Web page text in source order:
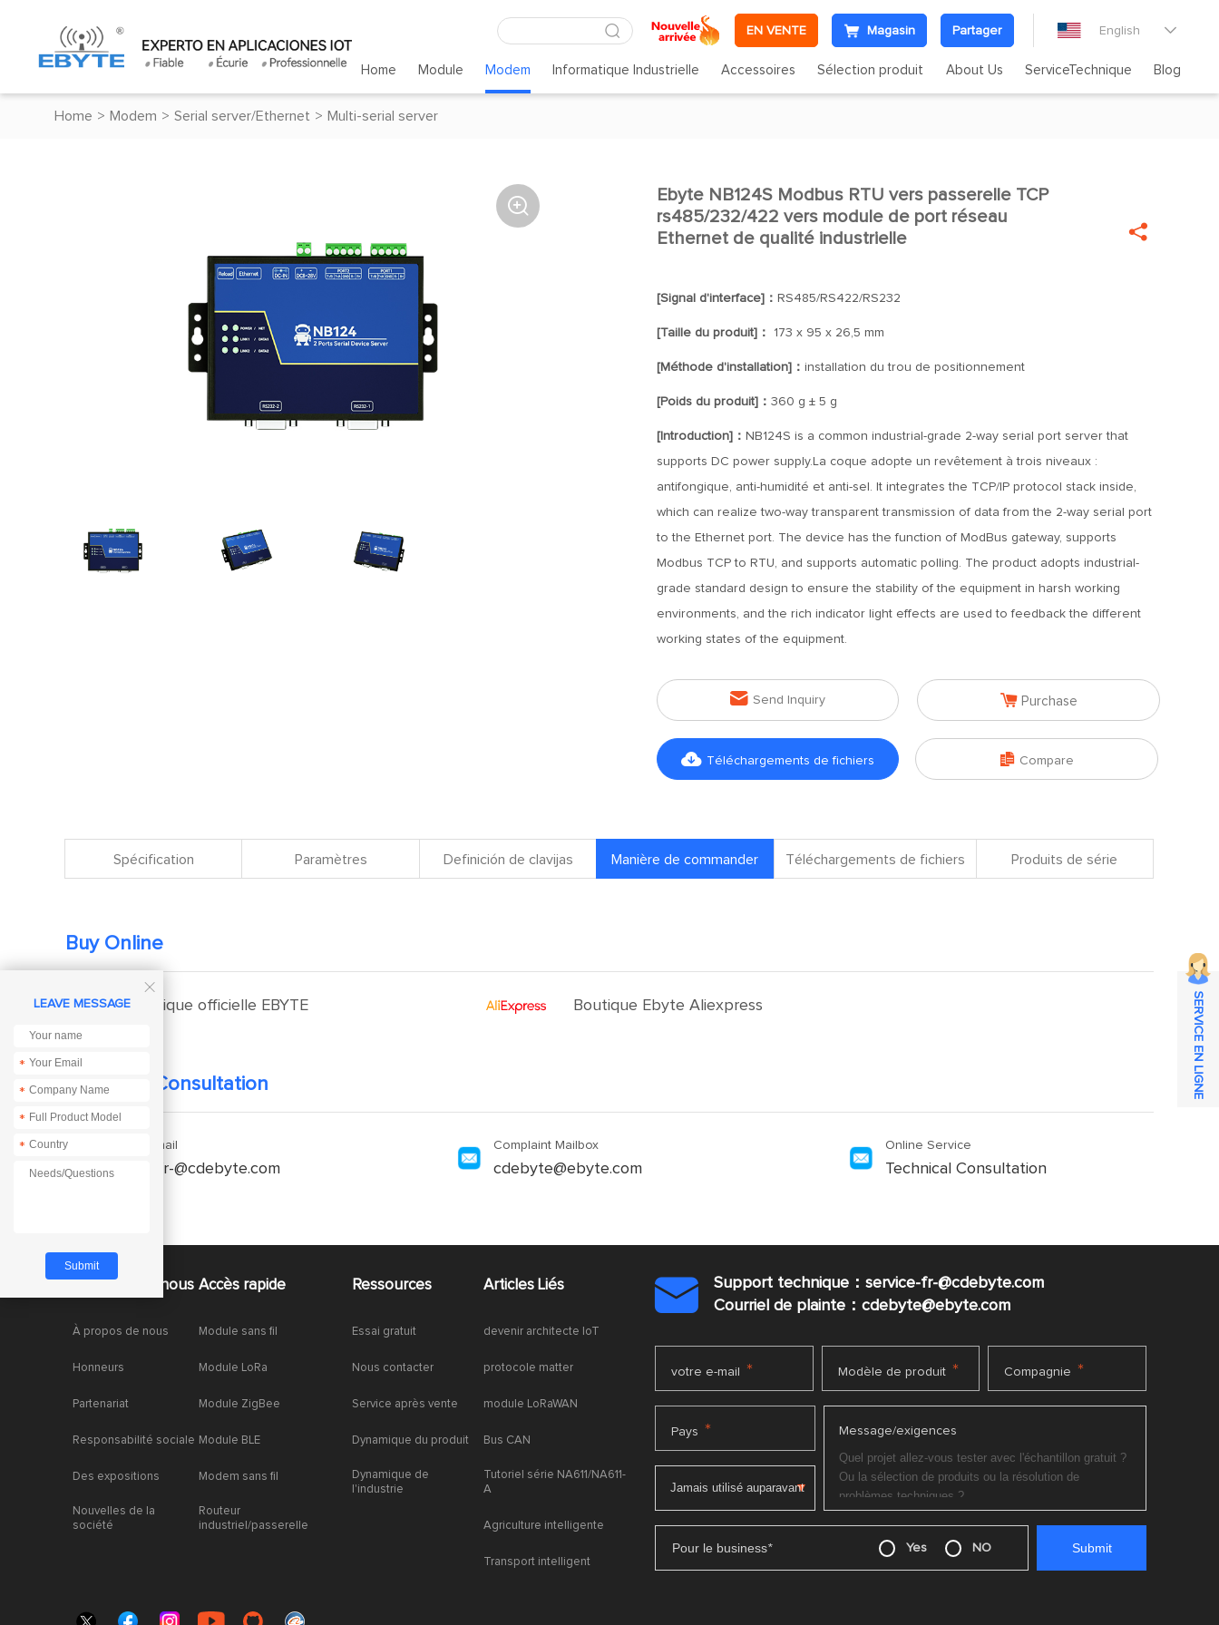
EN VENTE Magasin Partager English 
Home Module Modem Informatique Industrielle Accessoires Sélection produit About Us ServiceTechnique Blog
Home > Modem > Serial server/Ethernet > Multi-serial server
 
Ebyte NB124S Modbus RTU vers passerelle TCP
rs485/232/422 vers module de port réseau
Ethernet de qualité industrielle

[Signal d'interface]： RS485/RS422/RS232
[Taille du produit]： 173 x 95 x 26,5 mm
[Méthode d'installation]： installation du trou de positionnement
[Poids du produit]： 360 g ± 5 g
[Introduction]： NB124S is a common industrial-grade 2-way serial port server that
supports DC power supply.La coque adopte un revêtement à trois niveaux :
antifongique, anti-humidité et anti-sel. It integrates the TCP/IP protocol stack inside,
which can realize two-way transparent transmission of data from the 2-way serial port
to the Ethernet port. The device has the function of ModBus gateway, supports
Modbus TCP to RTU, and supports automatic polling. The product adopts industrial-
grade standard design to ensure the stability of the equipment in harsh working
environments, and the rich indicator light effects are used to feedback the different
working states of the equipment.
 Send Inquiry  Purchase
 Téléchargements de fichiers  Compare
Spécification Paramètres Definición de clavijas Manière de commander Téléchargements de fichiers Produits de série
Buy Online
Boutique officielle EBYTE Boutique Ebyte Aliexpress
Technical Consultation
Enquiry Email
service-fr-@cdebyte.com
Complaint Mailbox
cdebyte@ebyte.com
Online Service
Technical Consultation
À propos de nous
À propos de nous
Honneurs
Partenariat
Responsabilité sociale
Des expositions
Nouvelles de la
société
Accès rapide
Module sans fil
Module LoRa
Module ZigBee
Module BLE
Modem sans fil
Routeur
industriel/passerelle
Ressources
Essai gratuit
Nous contacter
Service après vente
Dynamique du produit
Dynamique de
l'industrie
Articles Liés
devenir architecte IoT
protocole matter
module LoRaWAN
Bus CAN
Tutoriel série NA611/NA611-
A
Agriculture intelligente
Transport intelligent

Support technique：service-fr-@cdebyte.com
Courriel de plainte：cdebyte@ebyte.com
votre e-mail * Modèle de produit * Compagnie *
Pays * Message/exigences
Pour le business* Yes NO

LEAVE MESSAGE
*
*
*
*
SERVICE EN LIGNE